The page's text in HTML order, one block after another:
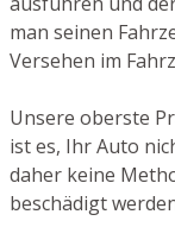
man seinen
Versehen im
Unsere oberste
ist es, Ihr Auto
daher keine
beschädigt